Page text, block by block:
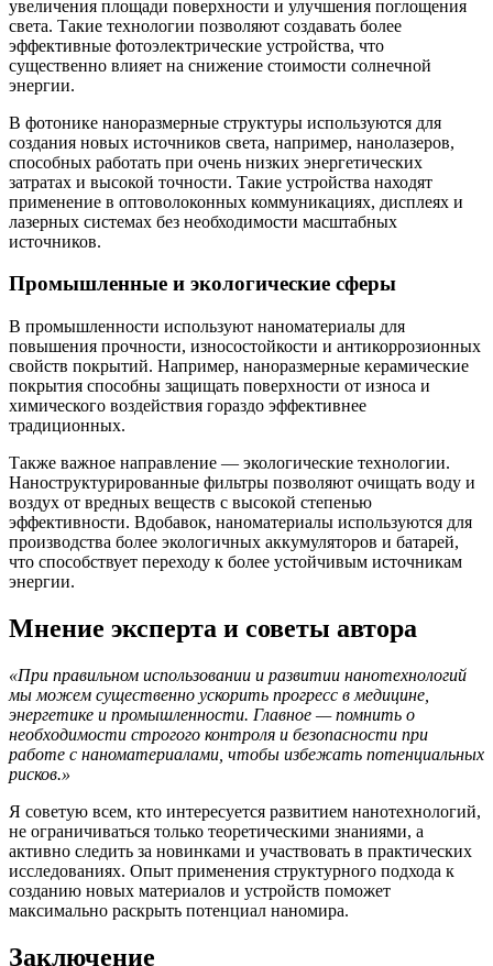
увеличения площади поверхности и улучшения поглощения
света. Такие технологии позволяют создавать более
эффективные фотоэлектрические устройства, что
существенно влияет на снижение стоимости солнечной
энергии.
В фотонике наноразмерные структуры используются для
создания новых источников света, например, нанолазеров,
способных работать при очень низких энергетических
затратах и высокой точности. Такие устройства находят
применение в оптоволоконных коммуникациях, дисплеях и
лазерных системах без необходимости масштабных
источников.
Промышленные и экологические сферы
В промышленности используют наноматериалы для
повышения прочности, износостойкости и антикоррозионных
свойств покрытий. Например, наноразмерные керамические
покрытия способны защищать поверхности от износа и
химического воздействия гораздо эффективнее
традиционных.
Также важное направление — экологические технологии.
Наноструктурированные фильтры позволяют очищать воду и
воздух от вредных веществ с высокой степенью
эффективности. Вдобавок, наноматериалы используются для
производства более экологичных аккумуляторов и батарей,
что способствует переходу к более устойчивым источникам
энергии.
Мнение эксперта и советы автора
«При правильном использовании и развитии нанотехнологий
мы можем существенно ускорить прогресс в медицине,
энергетике и промышленности. Главное — помнить о
необходимости строгого контроля и безопасности при
работе с наноматериалами, чтобы избежать потенциальных
рисков.»
Я советую всем, кто интересуется развитием нанотехнологий,
не ограничиваться только теоретическими знаниями, а
активно следить за новинками и участвовать в практических
исследованиях. Опыт применения структурного подхода к
созданию новых материалов и устройств поможет
максимально раскрыть потенциал наномира.
Заключение